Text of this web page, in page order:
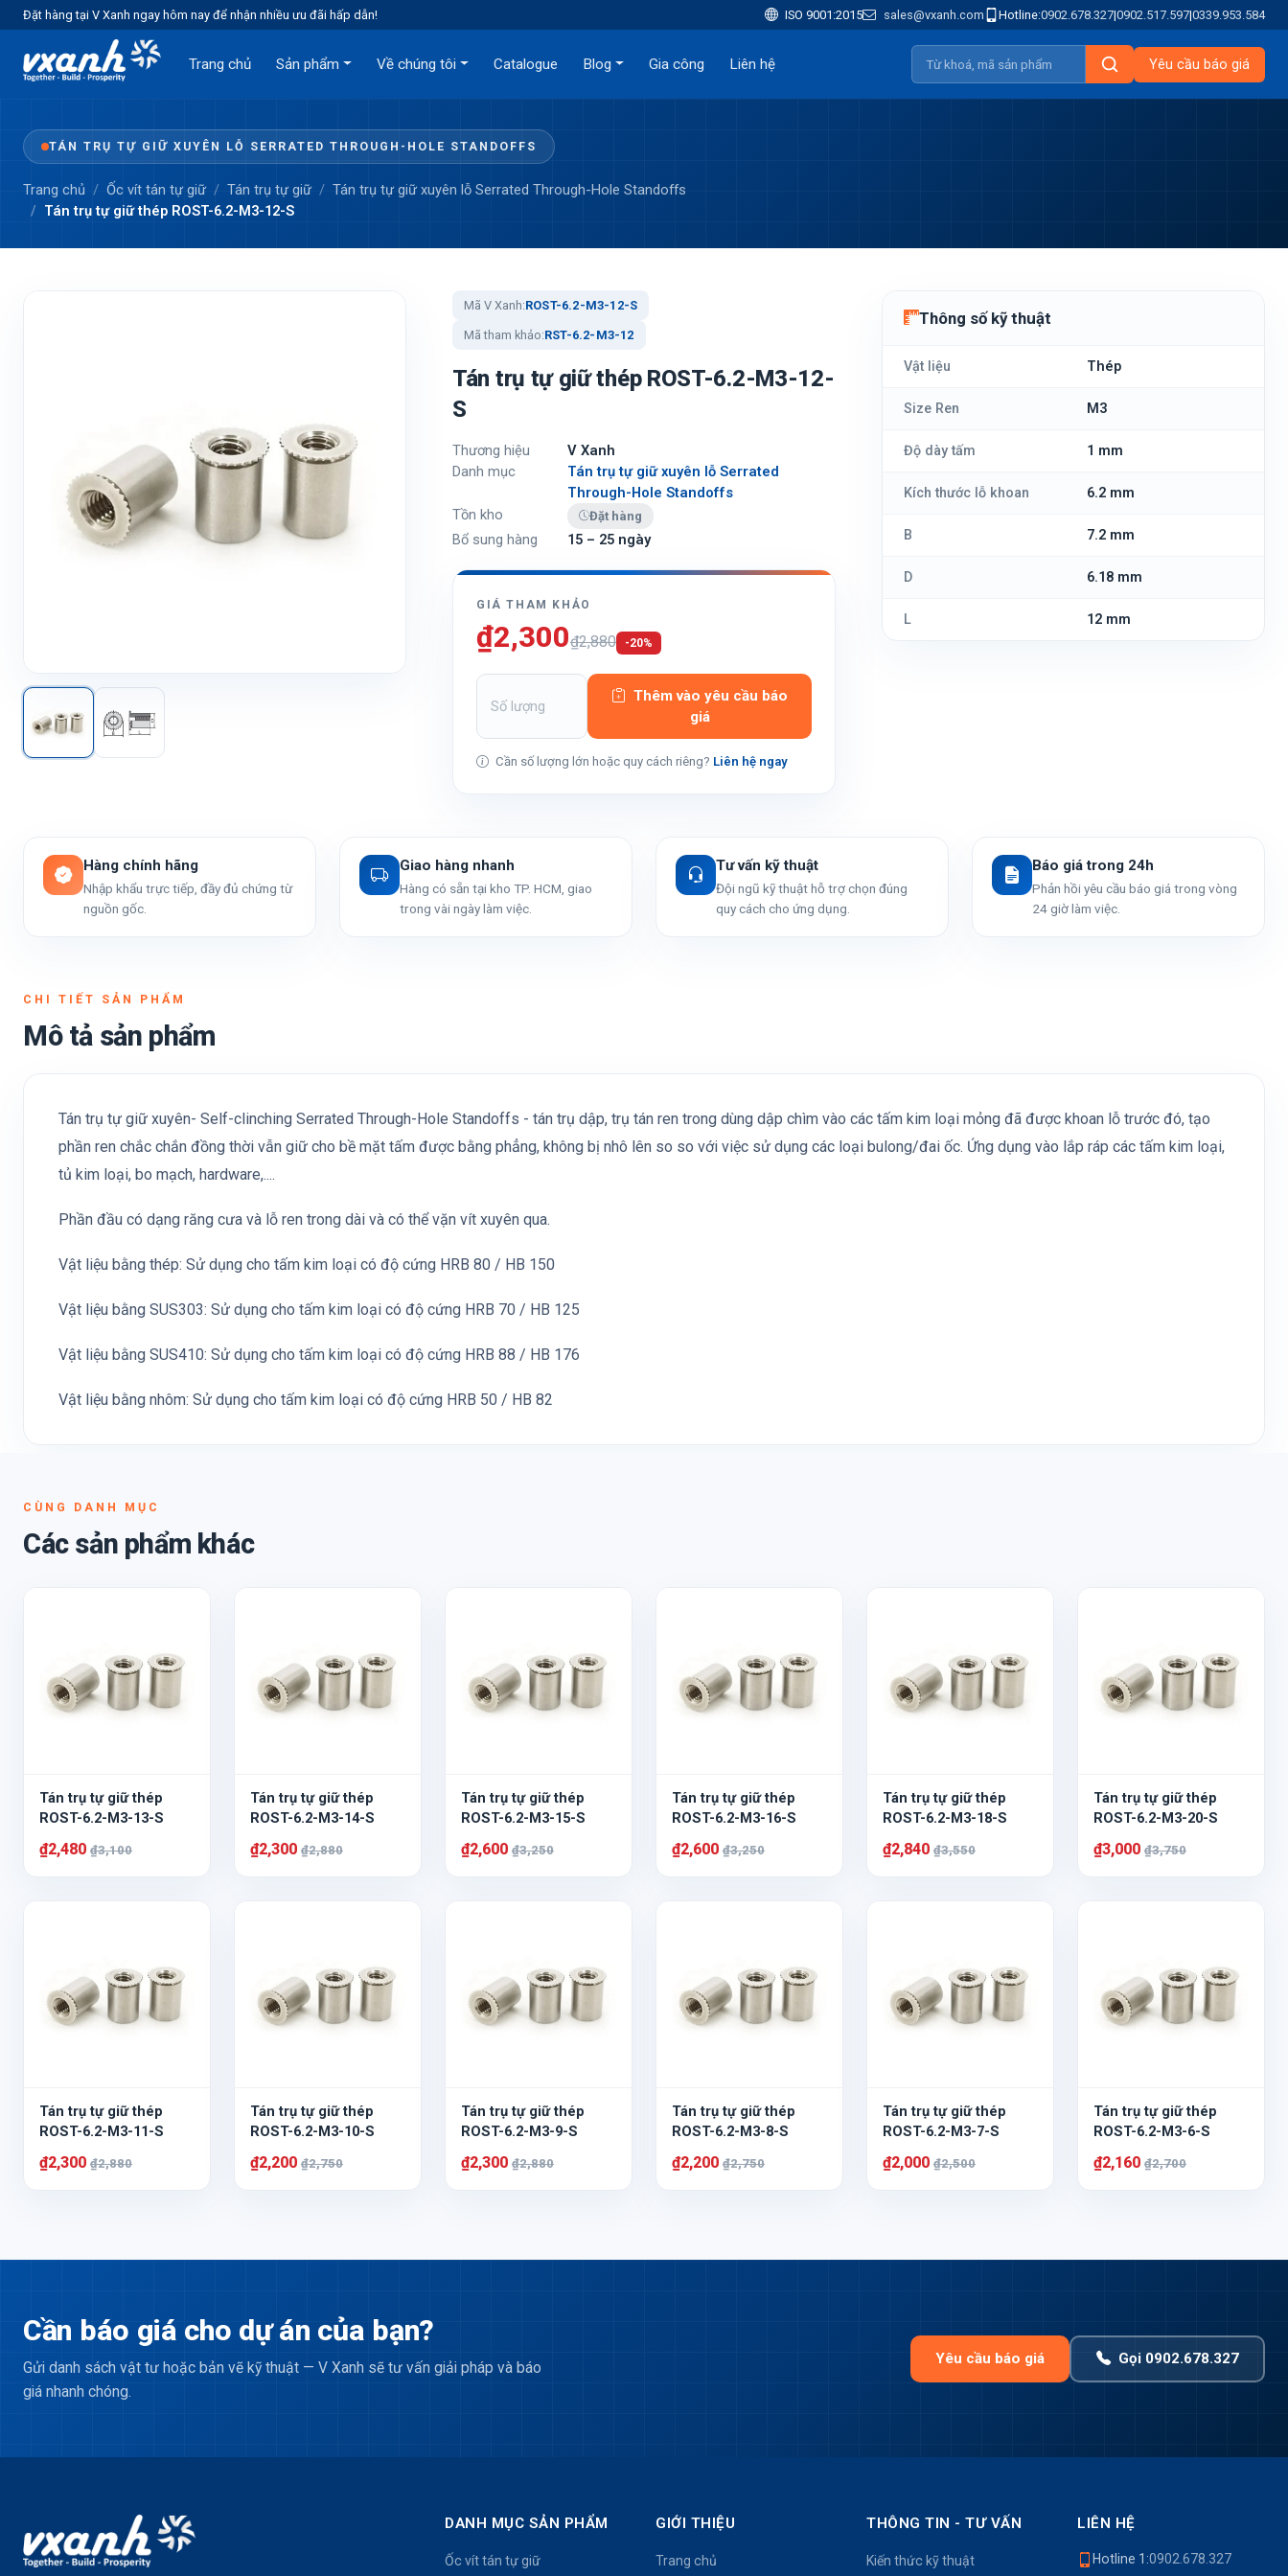
Đặt hàng tại V Xanh ngay hôm nay để nhận nhiều ưu đãi hấp dẫn! ISO 9001:2015 sales@vxanh.com Hotline:0902.678.327|0902.517.597|0339.953.584
Trang chủ Sản phẩm Về chúng tôi Catalogue Blog Gia công Liên hệ Yêu cầu báo giá
TÁN TRỤ TỰ GIỮ XUYÊN LỖ SERRATED THROUGH-HOLE STANDOFFS
Trang chủ Ốc vít tán tự giữ Tán trụ tự giữ
Tán trụ tự giữ xuyên lỗ Serrated Through-Hole Standoffs
Tán trụ tự giữ thép ROST-6.2-M3-12-S
Mã V Xanh:ROST-6.2-M3-12-S
Mã tham khảo:RST-6.2-M3-12
Tán trụ tự giữ thép ROST-6.2-M3-12-
S
Thương hiệu
V Xanh
Danh mục
Tán trụ tự giữ xuyên lỗ Serrated
Through-Hole Standoffs
Tồn kho
Đặt hàng
Bổ sung hàng 15 – 25 ngày
GIÁ THAM KHẢO
₫2,300₫2,880 -20%
Thêm vào yêu cầu báo
giá
Cần số lượng lớn hoặc quy cách riêng? Liên hệ ngay
Thông số kỹ thuật
Vật liệu Thép
Size Ren M3
Độ dày tấm 1 mm
Kích thước lỗ khoan 6.2 mm
B 7.2 mm
D 6.18 mm
L 12 mm
Hàng chính hãng
Nhập khẩu trực tiếp, đầy đủ chứng từ
nguồn gốc.
Giao hàng nhanh
Hàng có sẵn tại kho TP. HCM, giao
trong vài ngày làm việc.
Tư vấn kỹ thuật
Đội ngũ kỹ thuật hỗ trợ chọn đúng
quy cách cho ứng dụng.
Báo giá trong 24h
Phản hồi yêu cầu báo giá trong vòng
24 giờ làm việc.
CHI TIẾT SẢN PHẨM
Mô tả sản phẩm
Tán trụ tự giữ xuyên- Self-clinching Serrated Through-Hole Standoffs - tán trụ dập, trụ tán ren trong dùng dập chìm vào các tấm kim loại mỏng đã được khoan lỗ trước đó, tạo
phần ren chắc chắn đồng thời vẫn giữ cho bề mặt tấm được bằng phẳng, không bị nhô lên so so với việc sử dụng các loại bulong/đai ốc. Ứng dụng vào lắp ráp các tấm kim loại,
tủ kim loại, bo mạch, hardware,....
Phần đầu có dạng răng cưa và lỗ ren trong dài và có thể vặn vít xuyên qua.
Vật liệu bằng thép: Sử dụng cho tấm kim loại có độ cứng HRB 80 / HB 150
Vật liệu bằng SUS303: Sử dụng cho tấm kim loại có độ cứng HRB 70 / HB 125
Vật liệu bằng SUS410: Sử dụng cho tấm kim loại có độ cứng HRB 88 / HB 176
Vật liệu bằng nhôm: Sử dụng cho tấm kim loại có độ cứng HRB 50 / HB 82
CÙNG DANH MỤC
Các sản phẩm khác
Tán trụ tự giữ thép
ROST-6.2-M3-13-S
₫2,480 ₫3,100
Tán trụ tự giữ thép
ROST-6.2-M3-14-S
₫2,300 ₫2,880
Tán trụ tự giữ thép
ROST-6.2-M3-15-S
₫2,600 ₫3,250
Tán trụ tự giữ thép
ROST-6.2-M3-16-S
₫2,600 ₫3,250
Tán trụ tự giữ thép
ROST-6.2-M3-18-S
₫2,840 ₫3,550
Tán trụ tự giữ thép
ROST-6.2-M3-20-S
₫3,000 ₫3,750
Tán trụ tự giữ thép
ROST-6.2-M3-11-S
₫2,300 ₫2,880
Tán trụ tự giữ thép
ROST-6.2-M3-10-S
₫2,200 ₫2,750
Tán trụ tự giữ thép
ROST-6.2-M3-9-S
₫2,300 ₫2,880
Tán trụ tự giữ thép
ROST-6.2-M3-8-S
₫2,200 ₫2,750
Tán trụ tự giữ thép
ROST-6.2-M3-7-S
₫2,000 ₫2,500
Tán trụ tự giữ thép
ROST-6.2-M3-6-S
₫2,160 ₫2,700
Cần báo giá cho dự án của bạn?
Gửi danh sách vật tư hoặc bản vẽ kỹ thuật — V Xanh sẽ tư vấn giải pháp và báo
giá nhanh chóng.
Yêu cầu báo giá Gọi 0902.678.327
DANH MỤC SẢN PHẨM
Ốc vít tán tự giữ
GIỚI THIỆU
Trang chủ
THÔNG TIN - TƯ VẤN
Kiến thức kỹ thuật
LIÊN HỆ
Hotline 1:0902.678.327